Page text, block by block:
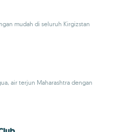
mudah di seluruh Kirgizstan
air terjun Maharashtra dengan